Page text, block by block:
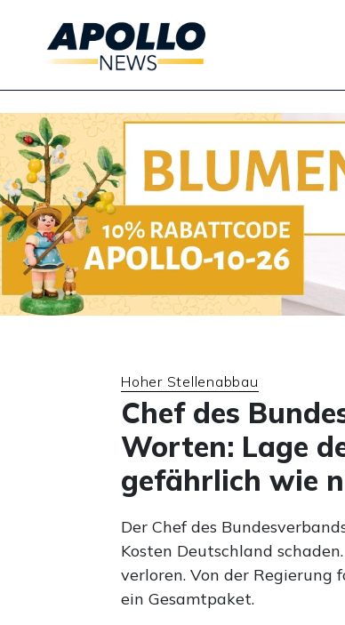
Hoher Stellenabbau
Chef des
Worten: Lage
gefährlich wie
Der Chef des
Kosten Deutschland
verloren. Von der
ein Gesamtpaket.